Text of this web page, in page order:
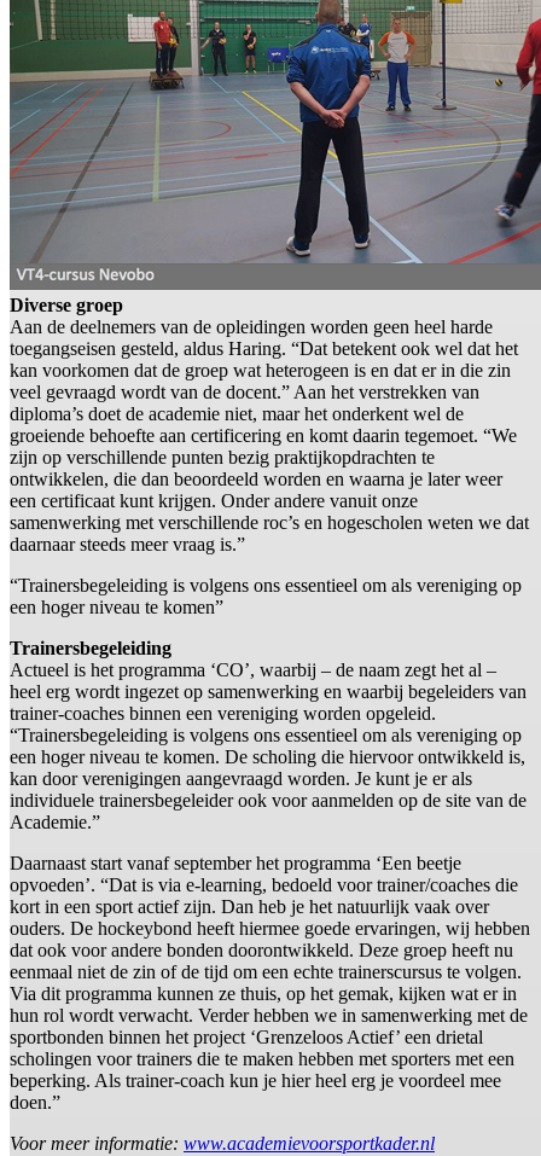
Diverse groep
Aan de deelnemers van de opleidingen worden geen heel harde
toegangseisen gesteld, aldus Haring. “Dat betekent ook wel dat het
kan voorkomen dat de groep wat heterogeen is en dat er in die zin
veel gevraagd wordt van de docent.” Aan het verstrekken van
diploma’s doet de academie niet, maar het onderkent wel de
groeiende behoefte aan certificering en komt daarin tegemoet. “We
zijn op verschillende punten bezig praktijkopdrachten te
ontwikkelen, die dan beoordeeld worden en waarna je later weer
een certificaat kunt krijgen. Onder andere vanuit onze
samenwerking met verschillende roc’s en hogescholen weten we dat
daarnaar steeds meer vraag is.”
“Trainersbegeleiding is volgens ons essentieel om als vereniging op
een hoger niveau te komen”
Trainersbegeleiding
Actueel is het programma ‘CO’, waarbij – de naam zegt het al –
heel erg wordt ingezet op samenwerking en waarbij begeleiders van
trainer-coaches binnen een vereniging worden opgeleid.
“Trainersbegeleiding is volgens ons essentieel om als vereniging op
een hoger niveau te komen. De scholing die hiervoor ontwikkeld is,
kan door verenigingen aangevraagd worden. Je kunt je er als
individuele trainersbegeleider ook voor aanmelden op de site van de
Academie.”
Daarnaast start vanaf september het programma ‘Een beetje
opvoeden’. “Dat is via e-learning, bedoeld voor trainer/coaches die
kort in een sport actief zijn. Dan heb je het natuurlijk vaak over
ouders. De hockeybond heeft hiermee goede ervaringen, wij hebben
dat ook voor andere bonden doorontwikkeld. Deze groep heeft nu
eenmaal niet de zin of de tijd om een echte trainerscursus te volgen.
Via dit programma kunnen ze thuis, op het gemak, kijken wat er in
hun rol wordt verwacht. Verder hebben we in samenwerking met de
sportbonden binnen het project ‘Grenzeloos Actief’ een drietal
scholingen voor trainers die te maken hebben met sporters met een
beperking. Als trainer-coach kun je hier heel erg je voordeel mee
doen.”
Voor meer informatie: www.academievoorsportkader.nl